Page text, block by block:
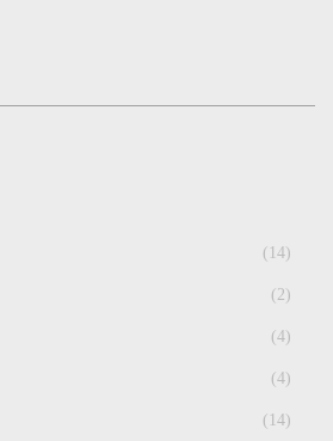
(14)
(2)
(4)
(4)
(14)